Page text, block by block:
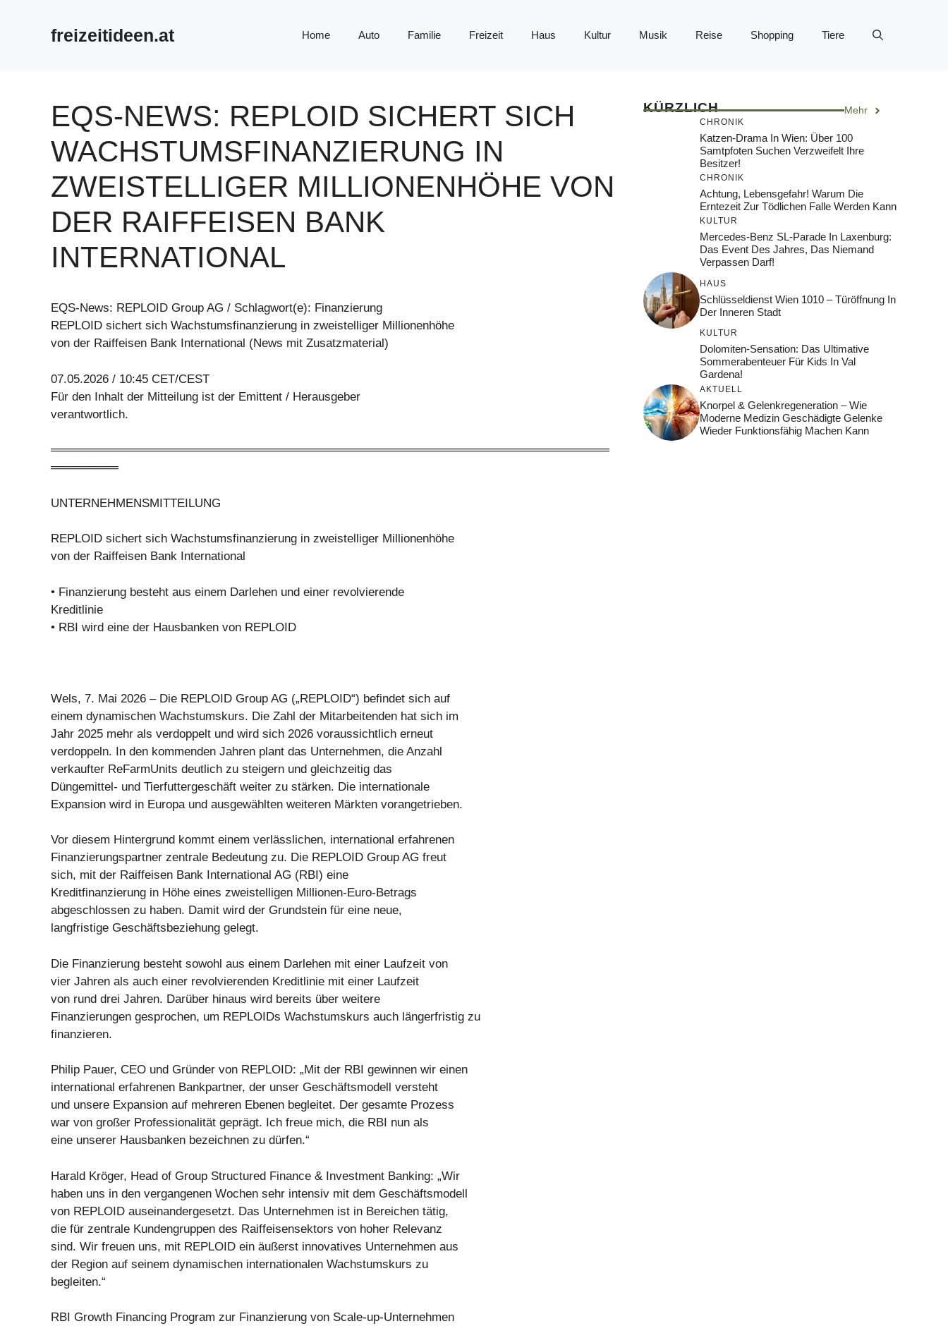
freizeitideen.at Home Auto Familie Freizeit Haus Kultur Musik Reise Shopping Tiere
EQS-NEWS: REPLOID SICHERT SICH
WACHSTUMSFINANZIERUNG IN
ZWEISTELLIGER MILLIONENHÖHE VON
DER RAIFFEISEN BANK
INTERNATIONAL
EQS-News: REPLOID Group AG / Schlagwort(e): Finanzierung
REPLOID sichert sich Wachstumsfinanzierung in zweistelliger Millionenhöhe
von der Raiffeisen Bank International (News mit Zusatzmaterial)
07.05.2026 / 10:45 CET/CEST
Für den Inhalt der Mitteilung ist der Emittent / Herausgeber
verantwortlich.
══════════════════════════════════════════════════════════════════
════════
UNTERNEHMENSMITTEILUNG
REPLOID sichert sich Wachstumsfinanzierung in zweistelliger Millionenhöhe
von der Raiffeisen Bank International
• Finanzierung besteht aus einem Darlehen und einer revolvierende
Kreditlinie
• RBI wird eine der Hausbanken von REPLOID
Wels, 7. Mai 2026 – Die REPLOID Group AG („REPLOID“) befindet sich auf
einem dynamischen Wachstumskurs. Die Zahl der Mitarbeitenden hat sich im
Jahr 2025 mehr als verdoppelt und wird sich 2026 voraussichtlich erneut
verdoppeln. In den kommenden Jahren plant das Unternehmen, die Anzahl
verkaufter ReFarmUnits deutlich zu steigern und gleichzeitig das
Düngemittel- und Tierfuttergeschäft weiter zu stärken. Die internationale
Expansion wird in Europa und ausgewählten weiteren Märkten vorangetrieben.
Vor diesem Hintergrund kommt einem verlässlichen, international erfahrenen
Finanzierungspartner zentrale Bedeutung zu. Die REPLOID Group AG freut
sich, mit der Raiffeisen Bank International AG (RBI) eine
Kreditfinanzierung in Höhe eines zweistelligen Millionen-Euro-Betrags
abgeschlossen zu haben. Damit wird der Grundstein für eine neue,
langfristige Geschäftsbeziehung gelegt.
Die Finanzierung besteht sowohl aus einem Darlehen mit einer Laufzeit von
vier Jahren als auch einer revolvierenden Kreditlinie mit einer Laufzeit
von rund drei Jahren. Darüber hinaus wird bereits über weitere
Finanzierungen gesprochen, um REPLOIDs Wachstumskurs auch längerfristig zu
finanzieren.
Philip Pauer, CEO und Gründer von REPLOID: „Mit der RBI gewinnen wir einen
international erfahrenen Bankpartner, der unser Geschäftsmodell versteht
und unsere Expansion auf mehreren Ebenen begleitet. Der gesamte Prozess
war von großer Professionalität geprägt. Ich freue mich, die RBI nun als
eine unserer Hausbanken bezeichnen zu dürfen.“
Harald Kröger, Head of Group Structured Finance & Investment Banking: „Wir
haben uns in den vergangenen Wochen sehr intensiv mit dem Geschäftsmodell
von REPLOID auseinandergesetzt. Das Unternehmen ist in Bereichen tätig,
die für zentrale Kundengruppen des Raiffeisensektors von hoher Relevanz
sind. Wir freuen uns, mit REPLOID ein äußerst innovatives Unternehmen aus
der Region auf seinem dynamischen internationalen Wachstumskurs zu
begleiten.“
RBI Growth Financing Program zur Finanzierung von Scale-up-Unternehmen
KÜRZLICH Mehr
CHRONIK
Katzen-Drama In Wien: Über 100
Samtpfoten Suchen Verzweifelt Ihre
Besitzer!
CHRONIK
Achtung, Lebensgefahr! Warum Die
Erntezeit Zur Tödlichen Falle Werden Kann
KULTUR
Mercedes-Benz SL-Parade In Laxenburg:
Das Event Des Jahres, Das Niemand
Verpassen Darf!
HAUS
Schlüsseldienst Wien 1010 – Türöffnung In
Der Inneren Stadt
KULTUR
Dolomiten-Sensation: Das Ultimative
Sommerabenteuer Für Kids In Val
Gardena!
AKTUELL
Knorpel & Gelenkregeneration – Wie
Moderne Medizin Geschädigte Gelenke
Wieder Funktionsfähig Machen Kann